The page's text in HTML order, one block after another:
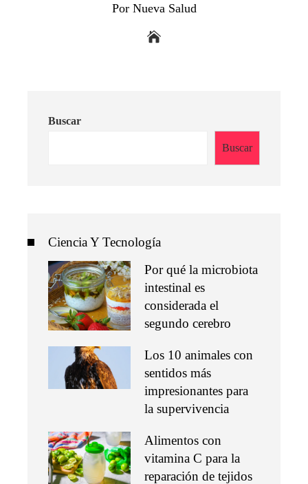
Por Nueva Salud
Buscar
Buscar
Ciencia Y Tecnología
Por qué la microbiota
intestinal es
considerada el
segundo cerebro
Los 10 animales con
sentidos más
impresionantes para
la supervivencia
Alimentos con
vitamina C para la
reparación de tejidos